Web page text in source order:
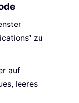
zu
auf
leeres